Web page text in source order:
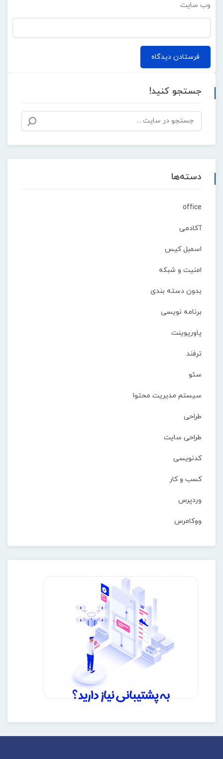
وب‌ سایت
جستجو کنید!
دسته‌ها
office
آکادمی
اسمبل کیس
امنیت و شبکه
بدون دسته بندی
برنامه نویسی
پاورپوینت
ترفند
سئو
سیستم مدیریت محتوا
طراحی
طراحی سایت
کدنویسی
کسب و کار
وردپرس
ووکامرس